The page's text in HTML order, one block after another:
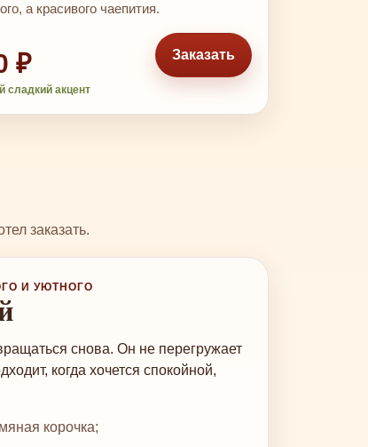
а красивого чаепития.
₽
сладкий акцент
Заказать
заказать.
И УЮТНОГО
снова. Он не перегружает
когда хочется спокойной,
корочка;